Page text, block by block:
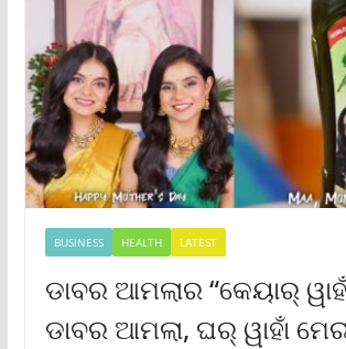
BUSINESS HEALTH LATEST
ଡାବର ଆମଲାର “କେୟାର୍
ଡାବର ଆମଲା, ଘର୍ ୱାହାଁ